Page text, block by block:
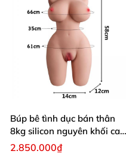
Búp bê tình dục bán thân
8kg silicon nguyên khối cao
cấp
2.850.000₫